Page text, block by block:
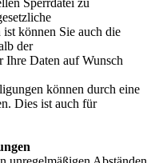
können Sie auch die
der
Daten auf Wunsch
können durch eine
Dies ist auch für